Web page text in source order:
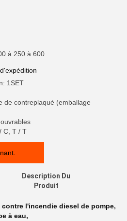
à 250 à 600
1SET
de contreplaqué (emballage
C, T / T
Description Du
Produit
contre l'incendie diesel de pompe,
à eau,